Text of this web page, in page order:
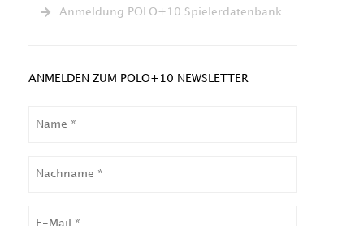
Anmeldung POLO+10 Spielerdatenbank
ANMELDEN ZUM POLO+10 NEWSLETTER